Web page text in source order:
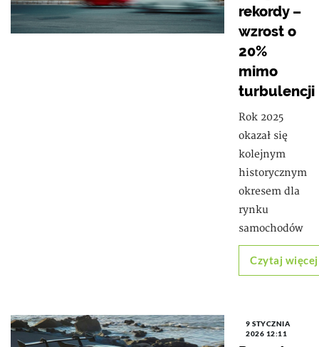
rekordy –
wzrost o
20%
mimo
turbulencji
Rok 2025
okazał się
kolejnym
historycznym
okresem dla
rynku
samochodów
Czytaj więcej
9 STYCZNIA
2026 12:11